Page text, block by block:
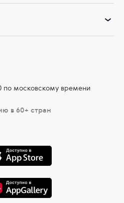
по московскому времени
в 60+ стран